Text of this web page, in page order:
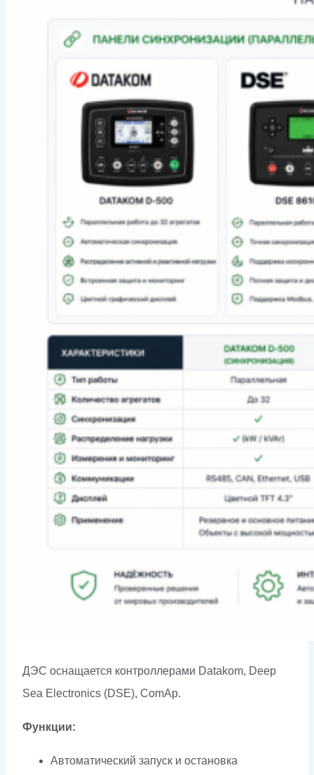
ДЭС оснащается контроллерами Datakom, Deep
Sea Electronics (DSE), ComAp.
Функции:
Автоматический запуск и остановка